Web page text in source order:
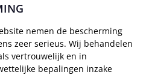
nemen de bescherming
zeer serieus. Wij behandelen
vertrouwelijk en in
bepalingen inzake